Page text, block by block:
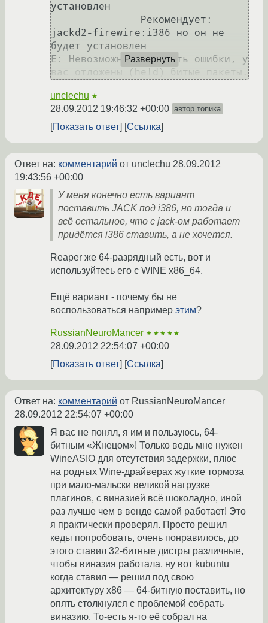
установлен
jackd2-firewire:i386 но он не
будет установлен
E: Невозможно исправить ошибки, у
Развернуть
unclechu ★
28.09.2012 19:46:32 +00:00 автор топика
Показать ответ Ссылка
Ответ на: комментарий от unclechu 28.09.2012
19:43:56 +00:00
У меня конечно есть вариант
поставить JACK под i386, но тогда и
всё остальное, что с jack-ом работает
придётся i386 ставить, а не хочется.
Reaper же 64-разрядный есть, вот и
используйтесь его с WINE x86_64.
Ещё вариант - почему бы не
воспользоваться например этим?
RussianNeuroMancer ★★★★★
28.09.2012 22:54:07 +00:00
Показать ответ
Ссылка
Ответ на: комментарий от RussianNeuroMancer
28.09.2012 22:54:07 +00:00
Я вас не понял, я им и пользуюсь, 64-
битным «Жнецом»! Только ведь мне нужен
WineASIO для отсутствия задержки, плюс
на родных Wine-драйверах жуткие тормоза
при мало-мальски великой нагрузке
плагинов, с виназией всё шоколадно, иной
раз лучше чем в венде самой работает! Это
я практически проверял. Просто решил
кеды попробовать, очень понравилось, до
этого ставил 32-битные дистры различные,
чтобы виназия работала, ну вот kubuntu
когда ставил — решил под свою
архитектуру x86 — 64-битную поставить, но
опять столкнулся с проблемой собрать
виназию. То-есть я-то её собрал на